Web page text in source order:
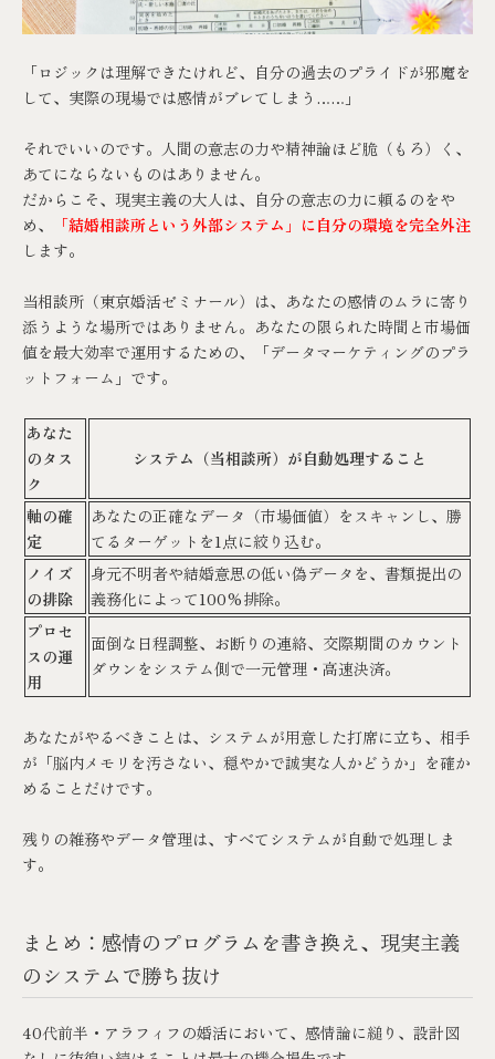
「ロジックは理解できたけれど、自分の過去のプライドが邪魔を
して、実際の現場では感情がブレてしまう……」
それでいいのです。人間の意志の力や精神論ほど脆（もろ）く、
あてにならないものはありません。
だからこそ、現実主義の大人は、自分の意志の力に頼るのをや
め、
「結婚相談所という外部システム」に自分の環境を完全外注
します。
当相談所（東京婚活ゼミナール）は、あなたの感情のムラに寄り
添うような場所ではありません。あなたの限られた時間と市場価
値を最大効率で運用するための、「データマーケティングのプラ
ットフォーム」です。
あなた
のタス
ク
システム（当相談所）が自動処理すること
軸の確
定
あなたの正確なデータ（市場価値）をスキャンし、勝
てるターゲットを1点に絞り込む。
ノイズ
の排除
身元不明者や結婚意思の低い偽データを、書類提出の
義務化によって100%排除。
プロセ
スの運
用
面倒な日程調整、お断りの連絡、交際期間のカウント
ダウンをシステム側で一元管理・高速決済。
あなたがやるべきことは、システムが用意した打席に立ち、相手
が「脳内メモリを汚さない、穏やかで誠実な人かどうか」を確か
めることだけです。
残りの雑務やデータ管理は、すべてシステムが自動で処理しま
す。
まとめ：感情のプログラムを書き換え、現実主義
のシステムで勝ち抜け
40代前半・アラフィフの婚活において、感情論に縋り、設計図